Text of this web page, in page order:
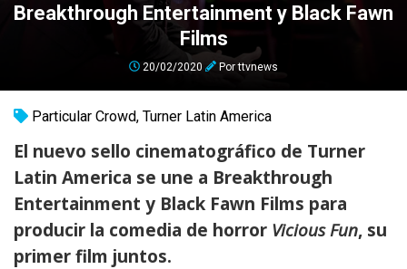
Breakthrough Entertainment y Black Fawn
Films
20/02/2020 Porttvnews
Particular Crowd, Turner Latin America
El nuevo sello cinematográfico de Turner
Latin America se une a Breakthrough
Entertainment y Black Fawn Films para
producir la comedia de horror Vicious Fun, su
primer film juntos.